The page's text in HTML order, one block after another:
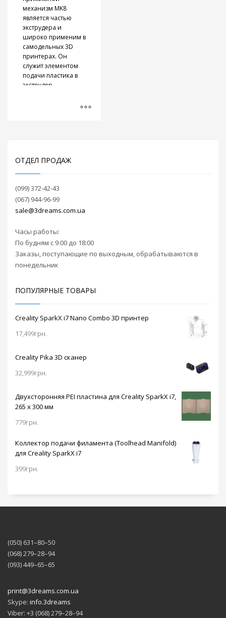
механизм MK8
является частью
экструдера и
широко применим в
самодельных 3D
принтерах. Он
служит элементом
подачи пластика в
экструдер
ОТДЕЛ ПРОДАЖ
(099) 372-42-43
(067) 944-96-99
sale@3dreams.com.ua
Часы работы:
По будням с 9:00 до 18:00
Заказы, поступающие по выходным, обрабатываются в
понедельник
ПОПУЛЯРНЫЕ ТОВАРЫ
Creality SparkX i7 Nano Combo 3D принтер
17,499грн.
Creality Pika 3D сканер
32,999грн.
Двухсторонняя PEI пластина для Creality SparkX i7,
265 x 300 мм
779грн.
Коллектор подачи филамента (Toolhead Manifold)
для Creality SparkX i7
399грн.
(050) 631–80–50
(068) 279–28–94
(093) 449–65–65
print@3dreams.com.ua
Skype: info.3dreams
Viber: +3 (068) 279–28–94